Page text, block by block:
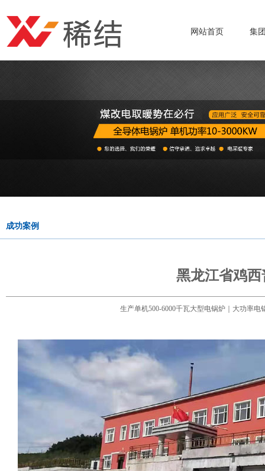
网站首页 集
成功案例
黑龙江省鸡
生产单机500-6000千瓦大型电锅炉｜大功率